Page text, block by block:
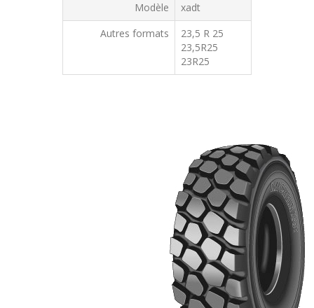
Modèle
xadt
Autres formats
23,5 R 25
23,5R25
23R25